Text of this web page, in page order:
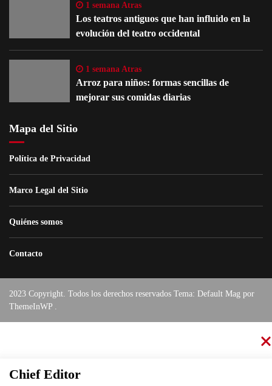
1 semana Atras
Los teatros antiguos que han influido en la
evolución del teatro occidental
1 semana Atras
Arroz para niños: formas sencillas de
mejorar sus comidas diarias
Mapa del Sitio
Política de Privacidad
Marco Legal del Sitio
Quiénes somos
Contacto
2023 Copyright. Todos los derechos reservados Tema: Default Mag por
ThemeInWP .
Chief Editor